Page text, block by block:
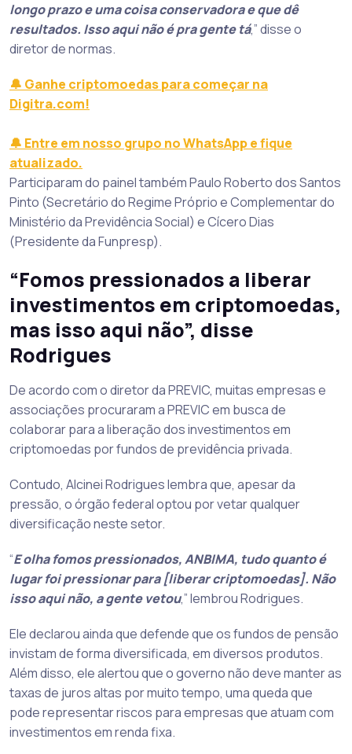
longo prazo e uma coisa conservadora e que dê
resultados. Isso aqui não é pra gente tá,” disse o
diretor de normas.
🔔 Ganhe criptomoedas para começar na
Digitra.com!
🔔 Entre em nosso grupo no WhatsApp e fique
atualizado.
Participaram do painel também Paulo Roberto dos Santos
Pinto (Secretário do Regime Próprio e Complementar do
Ministério da Previdência Social) e Cícero Dias
(Presidente da Funpresp).
“Fomos pressionados a liberar
investimentos em criptomoedas,
mas isso aqui não”, disse
Rodrigues
De acordo com o diretor da PREVIC, muitas empresas e
associações procuraram a PREVIC em busca de
colaborar para a liberação dos investimentos em
criptomoedas por fundos de previdência privada.
Contudo, Alcinei Rodrigues lembra que, apesar da
pressão, o órgão federal optou por vetar qualquer
diversificação neste setor.
“E olha fomos pressionados, ANBIMA, tudo quanto é
lugar foi pressionar para [liberar criptomoedas]. Não
isso aqui não, a gente vetou,” lembrou Rodrigues.
Ele declarou ainda que defende que os fundos de pensão
invistam de forma diversificada, em diversos produtos.
Além disso, ele alertou que o governo não deve manter as
taxas de juros altas por muito tempo, uma queda que
pode representar riscos para empresas que atuam com
investimentos em renda fixa.